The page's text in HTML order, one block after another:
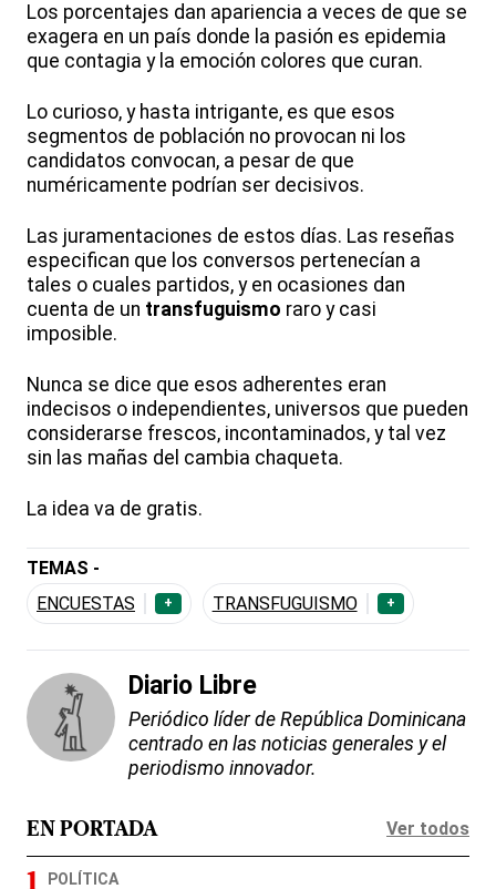
Los porcentajes dan apariencia a veces de que se
exagera en un país donde la pasión es epidemia
que contagia y la emoción colores que curan.
Lo curioso, y hasta intrigante, es que esos
segmentos de población no provocan ni los
candidatos convocan, a pesar de que
numéricamente podrían ser decisivos.
Las juramentaciones de estos días. Las reseñas
especifican que los conversos pertenecían a
tales o cuales partidos, y en ocasiones dan
cuenta de un transfuguismo raro y casi
imposible.
Nunca se dice que esos adherentes eran
indecisos o independientes, universos que pueden
considerarse frescos, incontaminados, y tal vez
sin las mañas del cambia chaqueta.
La idea va de gratis.
TEMAS -
ENCUESTAS
+ TRANSFUGUISMO +
Diario Libre
Periódico líder de República Dominicana
centrado en las noticias generales y el
periodismo innovador.
EN PORTADA Ver todos
POLÍTICA